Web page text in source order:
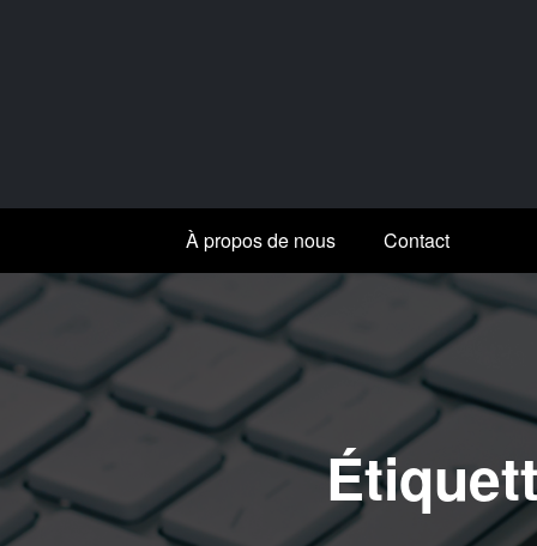
À propos de nous Contact